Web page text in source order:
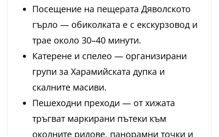
Посещение на пещерата Дяволското
гърло — обиколката е с екскурзовод и
трае около 30–40 минути.
Катерене и спелео — организирани
групи за Харамийската дупка и
скалните масиви.
Пешеходни преходи — от хижата
тръгват маркирани пътеки към
околните ридове, панорамни точки и